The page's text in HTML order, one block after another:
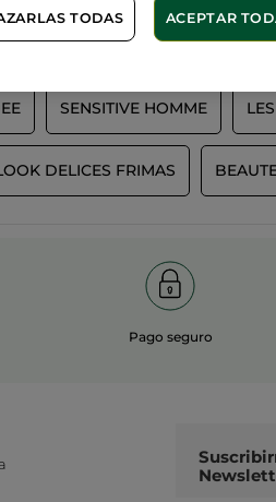
Ver más
SENSITIVE HOMME
DELICES FRIMAS
Pago seguro
TODAS ACEPTAR